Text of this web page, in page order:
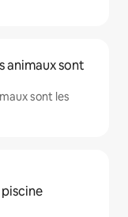
animaux sont
sont les